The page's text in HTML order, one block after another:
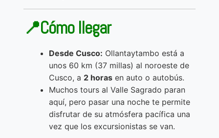
📍Cómo llegar
Desde Cusco: Ollantaytambo está a
unos 60 km (37 millas) al noroeste de
Cusco, a 2 horas en auto o autobús.
Muchos tours al Valle Sagrado paran
aquí, pero pasar una noche te permite
disfrutar de su atmósfera pacífica una
vez que los excursionistas se van.